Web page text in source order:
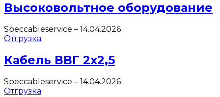
Высоковольтное оборудование
Speccableservice – 14.04.2026
Отгрузка
Кабель ВВГ 2х2,5
Speccableservice – 14.04.2026
Отгрузка